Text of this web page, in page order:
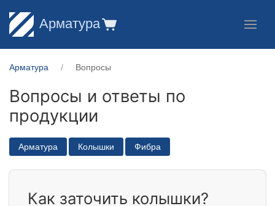
Арматура
Арматура Вопросы
Вопросы и ответы по
продукции
Арматура Колышки Фибра
Как заточить колышки?